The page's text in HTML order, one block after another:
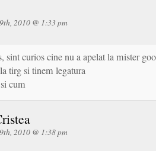
2010 @ 1:33 pm
sint curios cine nu a apelat la mister
tirg si tinem legatura
cum
2010 @ 1:38 pm